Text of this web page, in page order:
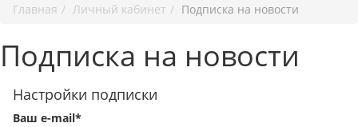
Главная
Личный кабинет Подписка на новости
Подписка на новости
Настройки подписки
Ваш e-mail*